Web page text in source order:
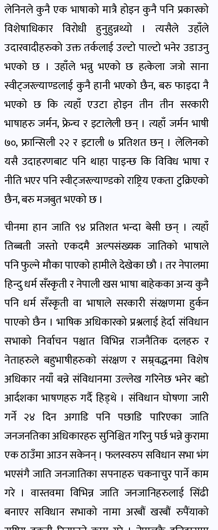
लेनिनले कुनै एक भाषाको मात्रै होइन कुनै पनि प्रकारको
विशेषाधिकार विरोधी हुनुहुन्नथ्यो । त्यसैले उहाँले
उदारवादीहरुको उक्त तर्कलाई उल्टो पाल्टो भनेर उडाउनु
भएको छ । उहाँले भन्नु भएको छ हत्केला जत्रो साना
स्वीट्जरल्याण्डलाई कुनै हानी भएको छैन, बरु फाइदा नै
भएको छ कि त्यहाँ एउटा होइन तीन तीन सरकारी
भाषाहरु जर्मन, फ्रेन्च र इटालेली छन् । त्यहाँ जर्मन भाषी
७०, फ्रान्सिली २२ र इटाली ७ प्रतिशत छन् । लेलिनको
यसै उदाहरणबाट पनि थाहा पाइन्छ कि विविध भाषा र
नीति भएर पनि स्वीट्जरल्याण्डको राष्ट्रिय एकता टुक्रिएको
छैन, बरु मजबुत भएको छ ।
चीनमा हान जाति ९४ प्रतिशत भन्दा बेसी छन् । त्यहाँ
तिब्बती जस्तो एकदमै अल्पसंख्यक जातिको भाषाले
पनि फुल्ने मौका पाएको हामीले देखेका छौ । तर नेपालमा
हिन्दु धर्म सँस्कृती र नेपाली खस भाषा बाहेकका अन्य कुनै
पनि धर्म सँस्कृती वा भाषाले सरकारी संरक्षणमा हुर्कन
पाएको छैन । भाषिक अधिकारको प्रश्नलाई हेर्दा संविधान
सभाको निर्वाचन पश्चात विभिन्न राजनैतिक दलहरु र
नेताहरुले बहुभाषीहरुको संरक्षण र सम्र्वद्धनमा विशेष
अधिकार नयाँ बन्ने संविधानमा उल्लेख गरिनेछ भनेर बडो
आर्दशका भाषणहरु गर्दै हिड्थे । संविधान घोषणा जारी
गर्ने २४ दिन अगाडि पनि पछाडि पारिएका जाति
जनजनतिका अधिकारहरु सुनिश्चित गरिनु पर्छ भन्ने कुरामा
एक ठाउँमा आउन सकेनन् । फलस्वरुप सविधान सभा भंग
भएसंगै जाति जनजातिका सपनाहरु चकनाचुर पार्ने काम
गरे । वास्तवमा विभिन्न जाति जनजानिहरुलाई सिंढी
बनाएर सविधान सभाको नामा अरबौं खरबौं रुपैंयाको